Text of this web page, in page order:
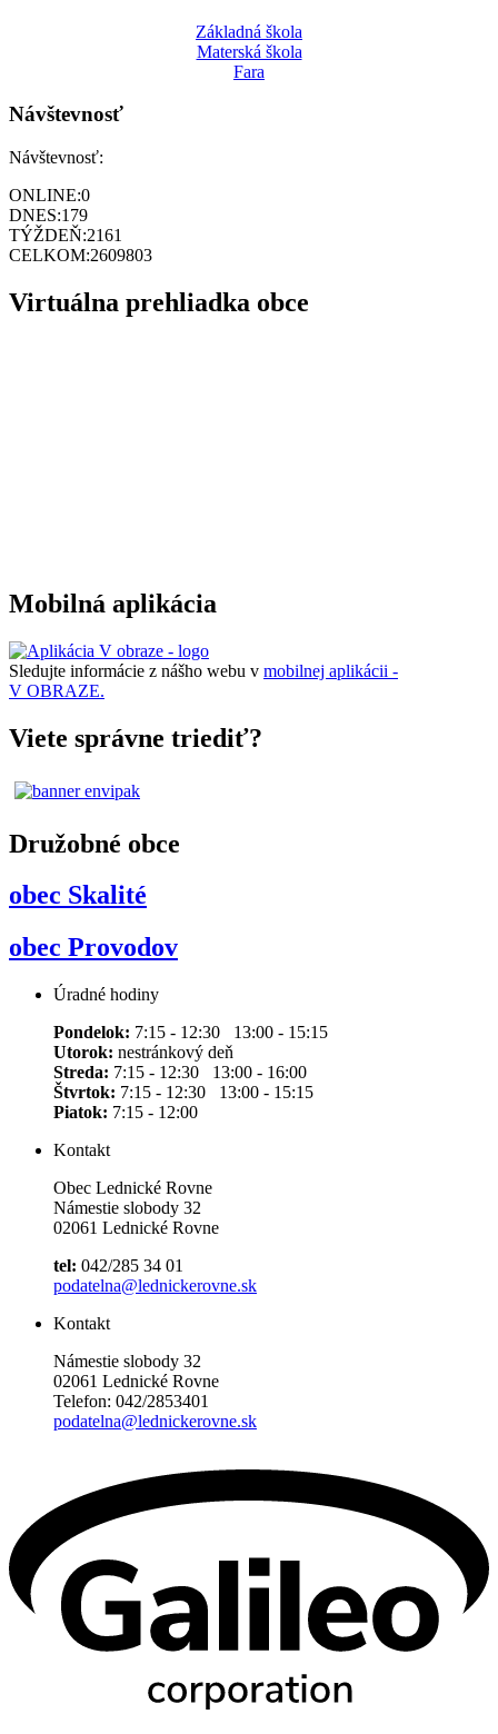
Základná škola
Materská škola
Fara
Návštevnosť
Návštevnosť:
ONLINE:0
DNES:179
TÝŽDEŇ:2161
CELKOM:2609803
Virtuálna prehliadka obce
Mobilná aplikácia
Sledujte informácie z nášho webu v mobilnej aplikácii -
V OBRAZE.
Viete správne triediť?
Družobné obce
obec Skalité
obec Provodov
Úradné hodiny
Pondelok: 7:15 - 12:30 13:00 - 15:15
Utorok: nestránkový deň
Streda: 7:15 - 12:30 13:00 - 16:00
Štvrtok: 7:15 - 12:30 13:00 - 15:15
Piatok: 7:15 - 12:00
Kontakt
Obec Lednické Rovne
Námestie slobody 32
02061 Lednické Rovne
tel: 042/285 34 01
podatelna@lednickerovne.sk
Kontakt
Námestie slobody 32
02061 Lednické Rovne
Telefon: 042/2853401
podatelna@lednickerovne.sk